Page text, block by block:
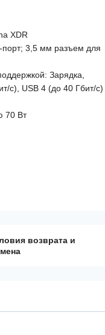
XDR
порт; 3,5 мм разъем для
Зарядка,
с), USB 4 (до 40 Гбит/с)
70 Вт
возврата и